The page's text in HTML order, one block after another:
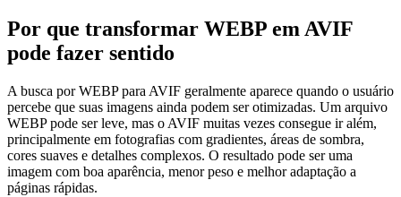
Por que transformar WEBP em AVIF
pode fazer sentido
A busca por WEBP para AVIF geralmente aparece quando o usuário
percebe que suas imagens ainda podem ser otimizadas. Um arquivo
WEBP pode ser leve, mas o AVIF muitas vezes consegue ir além,
principalmente em fotografias com gradientes, áreas de sombra,
cores suaves e detalhes complexos. O resultado pode ser uma
imagem com boa aparência, menor peso e melhor adaptação a
páginas rápidas.